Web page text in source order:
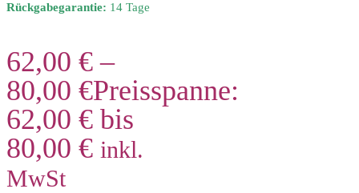
Rückgabegarantie: 14 Tage
62,00 € –
80,00 €Preisspanne:
62,00 € bis
80,00 € inkl.
MwSt